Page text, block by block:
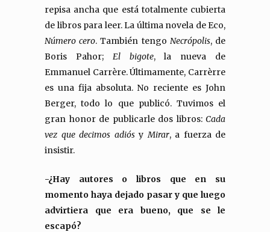
repisa ancha que está totalmente cubierta
de libros para leer. La última novela de Eco,
Número cero. También tengo Necrópolis, de
Boris Pahor; El bigote, la nueva de
Emmanuel Carrère. Últimamente, Carrèrre
es una fija absoluta. No reciente es John
Berger, todo lo que publicó. Tuvimos el
gran honor de publicarle dos libros: Cada
vez que decimos adiósyMirar, a fuerza de
insistir.
-¿Hay autores o libros que en su
momento haya dejado pasar y que luego
advirtiera que era bueno, que se le
escapó?